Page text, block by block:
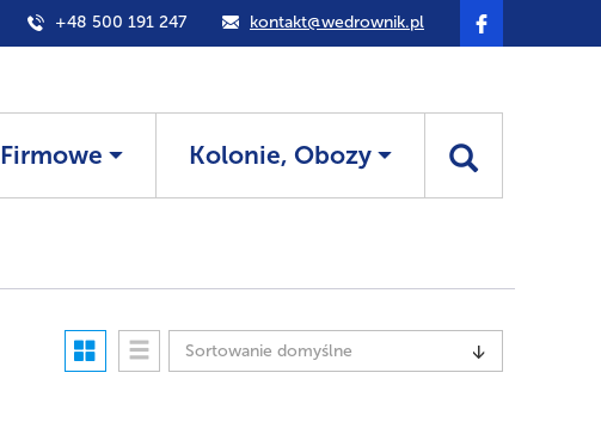
kontakt@wedrownik.pl
+48 500 191 247
Firmowe Kolonie, Obozy
Sortowanie domyślne